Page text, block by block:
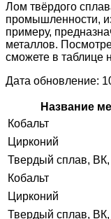
Лом твёрдого
промышленности,
примеру,
металлов.
сможете в таблице
Дата обновление:
Название
Кобальт
Цирконий
Твердый сплав,
Кобальт
Цирконий
Твердый сплав,